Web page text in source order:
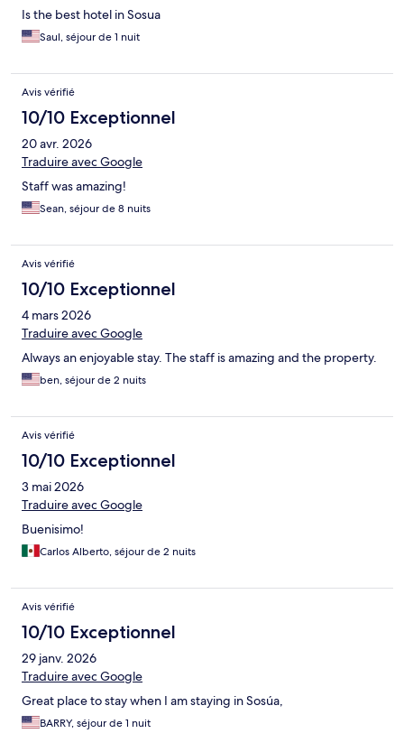
Is the best hotel in Sosua
Saul, séjour de 1 nuit
Avis vérifié
10/10 Exceptionnel
20 avr. 2026
Traduire avec Google
Staff was amazing!
Sean, séjour de 8 nuits
Avis vérifié
10/10 Exceptionnel
4 mars 2026
Traduire avec Google
Always an enjoyable stay. The staff is amazing and the property.
ben, séjour de 2 nuits
Avis vérifié
10/10 Exceptionnel
3 mai 2026
Traduire avec Google
Buenisimo!
Carlos Alberto, séjour de 2 nuits
Avis vérifié
10/10 Exceptionnel
29 janv. 2026
Traduire avec Google
Great place to stay when I am staying in Sosúa,
BARRY, séjour de 1 nuit